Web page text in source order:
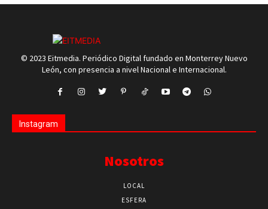
© 2023 Eitmedia. Periódico Digital fundado en Monterrey Nuevo
León, con presencia a nivel Nacional e Internacional.
Instagram
Nosotros
LOCAL
ESFERA